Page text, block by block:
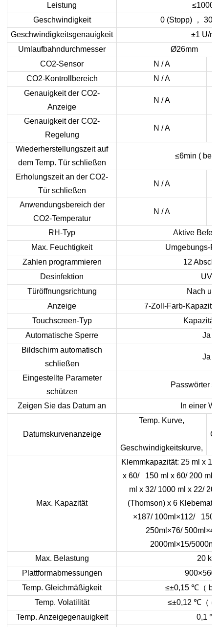
Leistung
Geschwindigkeit
0 (Stopp) ，
Geschwindigkeitsgenauigkeit
±1 U/
Umlaufbahndurchmesser
Ø26mm
CO2-Sensor
N / A
CO2-Kontrollbereich
N / A
Genauigkeit der CO2-
Anzeige
N / A
Genauigkeit der CO2-
Regelung
N / A
Wiederherstellungszeit auf
dem Temp. Tür schließen
≤6min ( bei
Erholungszeit an der CO2-
Tür schließen
N / A
Anwendungsbereich der
CO2-Temperatur
N / A
RH-Typ
Aktive
Max. Feuchtigkeit
Umgebungs-
Zahlen programmieren
12
Desinfektion
UV
Türöffnungsrichtung
Nach
Anzeige
7-Zoll-Farb-
Touchscreen-Typ
Automatische Sperre
Ja
Bildschirm automatisch
schließen
Ja
Eingestellte Parameter
schützen
Passwörter
Zeigen Sie das Datum an In einer
Datumskurvenanzeige
Temp. Kurve,
Geschwindigkeitskurve,
Max. Kapazität
Klemmkapazität: 25 ml x
x 60/ 150 ml x 60/ 200 ml
ml x 32/ 1000 ml x 22/
(Thomson) x 6
×187/ 100ml×112/
250ml×76/
2000ml×15/
Max. Belastung
20 kg
Plattformabmessungen
Temp. Gleichmäßigkeit
≤±0,15 ℃ （
Temp. Volatilität
≤±0,12 ℃ （
Temp. Anzeigegenauigkeit
0,1 ℃